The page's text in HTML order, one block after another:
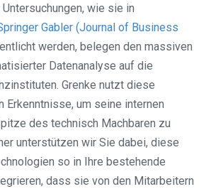
wie sie in
Gabler (Journal of Business
werden, belegen den massiven
Datenanalyse auf die
Grenke nutzt diese
um seine internen
des technisch Machbaren zu
unterstützen wir Sie dabei, diese
so in Ihre bestehende
dass sie von den Mitarbeitern